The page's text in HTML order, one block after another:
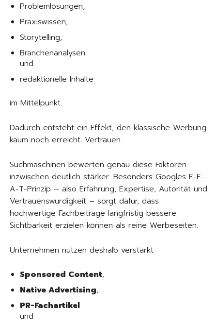
Problemlösungen,
Praxiswissen,
Storytelling,
Branchenanalysen
und
redaktionelle Inhalte
im Mittelpunkt.
Dadurch entsteht ein Effekt, den klassische Werbung
kaum noch erreicht: Vertrauen.
Suchmaschinen bewerten genau diese Faktoren
inzwischen deutlich stärker. Besonders Googles E-E-
A-T-Prinzip – also Erfahrung, Expertise, Autorität und
Vertrauenswürdigkeit – sorgt dafür, dass
hochwertige Fachbeiträge langfristig bessere
Sichtbarkeit erzielen können als reine Werbeseiten.
Unternehmen nutzen deshalb verstärkt:
Sponsored Content,
Native Advertising,
PR-Fachartikel
und